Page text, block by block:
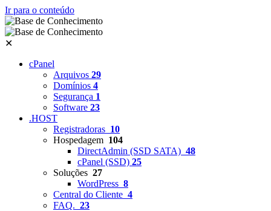
Ir para o conteúdo
✕
cPanel
Arquivos 29
Domínios 4
Segurança 1
Software 23
.HOST
Registradoras 10
Hospedagem 104
DirectAdmin (SSD SATA) 48
cPanel (SSD) 25
Soluções 27
WordPress 8
Central do Cliente 4
FAQ. 23